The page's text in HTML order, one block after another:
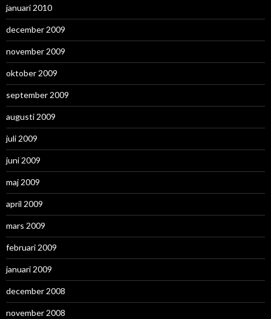
januari 2010
december 2009
november 2009
oktober 2009
september 2009
augusti 2009
juli 2009
juni 2009
maj 2009
april 2009
mars 2009
februari 2009
januari 2009
december 2008
november 2008